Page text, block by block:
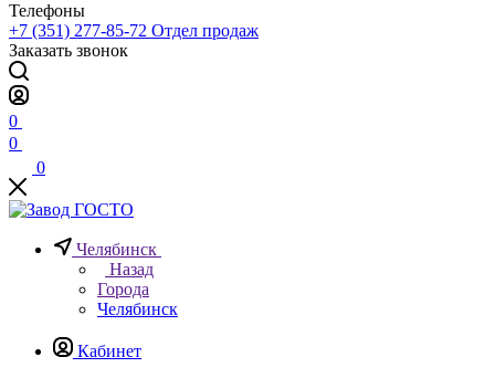
Телефоны
+7 (351) 277-85-72 Отдел продаж
Заказать звонок
0
0
0
Челябинск
Назад
Города
Челябинск
Кабинет